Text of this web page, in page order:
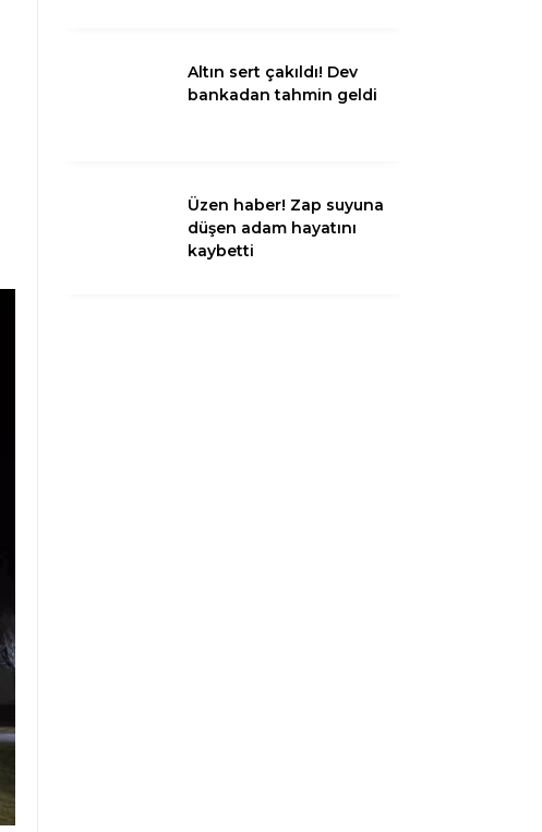
Altın sert çakıldı! Dev
bankadan tahmin geldi
Üzen haber! Zap suyuna
düşen adam hayatını
kaybetti